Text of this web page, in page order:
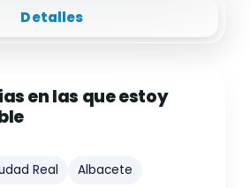
Detalles
en las que estoy
Real
Albacete